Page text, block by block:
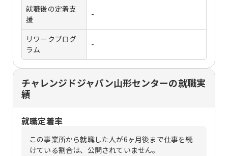
就職後の定着支
援
-
リワークプログ
ラム
-
チャレンジドジャパン山形センターの就職実
績
就職定着率
この事業所から就職した人が6ヶ月後まで仕事を続
けている割合は、公開されていません。